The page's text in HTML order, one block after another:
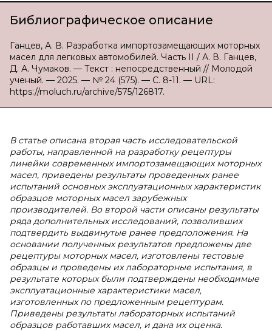
Библиографическое описание
Ганцев, А. В. Разработка импортозамещающих моторных
масел для легковых автомобилей. Часть II / А. В. Ганцев,
Д. А. Чумаков. — Текст : непосредственный // Молодой
ученый. — 2025. — № 24 (575). — С. 8-11. — URL:
https://moluch.ru/archive/575/126817.
В статье описана вторая часть исследовательской
работы, направленной на разработку рецептуры
линейки современных импортозамещающих моторных
масел, приведены результаты проведенных ранее
испытаний основных эксплуатационных характеристик
образцов моторных масел зарубежных
производителей. Во второй части описаны результаты
ряда дополнительных исследований, позволивших
подтвердить выдвинутые ранее предположения. На
основании полученных результатов предложены две
рецептуры моторных масел, изготовлены тестовые
образцы и проведены их лабораторные испытания, в
результате которых были подтверждены необходимые
эксплуатационные характеристики масел,
изготовленных по предложенным рецептурам.
Приведены результаты лабораторных испытаний
образцов работавших масел, и дана их оценка.